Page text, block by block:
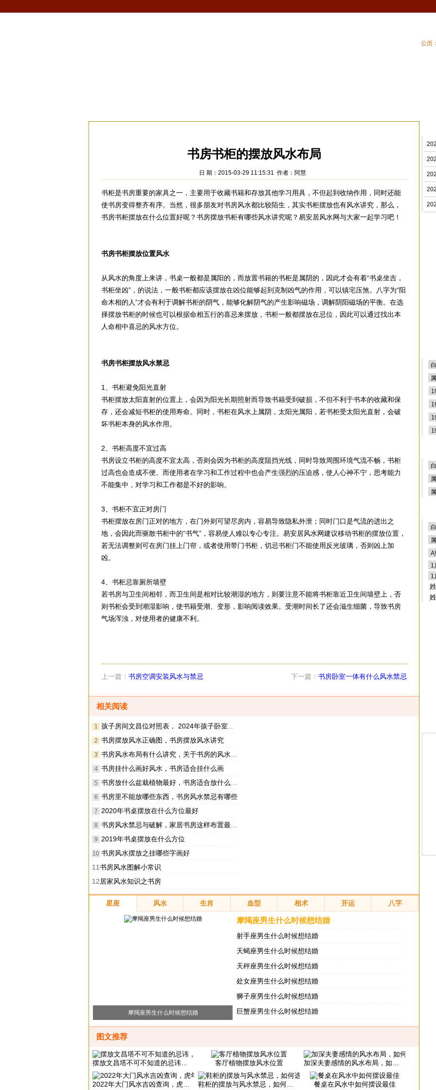
公历
书房书柜的摆放风水布局
日 期：2015-03-29 11:15:31 作者：阿慧
书柜是书房重要的家具之一，主要用于收藏书籍和存放其他学习用具，不但起到收纳作用，同时还能
使书房变得整齐有序。当然，很多朋友对书房风水都比较陌生，其实书柜摆放也有风水讲究，那么，
书房书柜摆放在什么位置好呢？书房摆放书柜有哪些风水讲究呢？易安居风水网与大家一起学习吧！
书房书柜摆放位置风水
从风水的角度上来讲，书桌一般都是属阳的，而放置书籍的书柜是属阴的，因此才会有着“书桌坐吉，
书柜坐凶”，的说法，一般书柜都应该摆放在凶位能够起到克制凶气的作用，可以镇宅压煞。八字为“阳
命木相的人”才会有利于调解书柜的阴气，能够化解阴气的产生影响磁场，调解阴阳磁场的平衡。在选
择摆放书柜的时候也可以根据命相五行的喜忌来摆放，书柜一般都摆放在忌位，因此可以通过找出本
人命相中喜忌的风水方位。
书房书柜摆放风水禁忌
1、书柜避免阳光直射
书柜摆放太阳直射的位置上，会因为阳光长期照射而导致书籍受到破损，不但不利于书本的收藏和保
存，还会减短书柜的使用寿命。同时，书柜在风水上属阴，太阳光属阳，若书柜受太阳光直射，会破
坏书柜本身的风水作用。
2、书柜高度不宜过高
书房设立书柜的高度不宜太高，否则会因为书柜的高度阻挡光线，同时导致周围环境气流不畅，书柜
过高也会造成不便。而使用者在学习和工作过程中也会产生强烈的压迫感，使人心神不宁，思考能力
不能集中，对学习和工作都是不好的影响。
3、书柜不宜正对房门
书柜摆放在房门正对的地方，在门外则可望尽房内，容易导致隐私外泄；同时门口是气流的进出之
地，会因此而驱散书柜中的“书气”，容易使人难以专心专注。易安居风水网建议移动书柜的摆放位置，
若无法调整则可在房门挂上门帘，或者使用带门书柜，切忌书柜门不能使用反光玻璃，否则凶上加
凶。
4、书柜忌靠厕所墙壁
若书房与卫生间相邻，而卫生间是相对比较潮湿的地方，则要注意不能将书柜靠近卫生间墙壁上，否
则书柜会受到潮湿影响，使书籍受潮、变形，影响阅读效果。受潮时间长了还会滋生细菌，导致书房
气场浑浊，对使用者的健康不利。
上一篇： 书房空调安装风水与禁忌 下一篇： 书房卧室一体有什么风水禁忌
相关阅读
1 孩子房间文昌位对照表， 2024年孩子卧室书桌正确摆放图
2 书房摆放风水正确图，书房摆放风水讲究
3 书房风水布局有什么讲究，关于书房的风水讲究
4 书房挂什么画好风水，书房适合挂什么画
5 书房放什么盆栽植物最好，书房适合放什么植物
6 书房里不能放哪些东西，书房风水禁忌有哪些
7 2020年书桌摆放在什么方位最好
8 书房风水禁忌与破解，家居书房这样布置最容易出贵人
9 2019年书桌摆放在什么方位
10 书房风水摆放之挂哪些字画好
11书房风水图解小常识
12居家风水知识之书房
星座 风水 生肖 血型 相术 开运 八字
摩羯座男生什么时候想结婚
摩羯座男生什么时候想结婚
射手座男生什么时候想结婚
天蝎座男生什么时候想结婚
天秤座男生什么时候想结婚
处女座男生什么时候想结婚
狮子座男生什么时候想结婚
巨蟹座男生什么时候想结婚
图文推荐
摆放文昌塔不可不知道的忌讳，文昌塔的摆放风水 客厅植物摆放风水位置 加深夫妻感情的风水布局，如何催旺夫妻感情
2022年大门风水吉凶查询，虎年大门贴什么好 鞋柜的摆放与风水禁忌，如何选购鞋柜 餐桌在风水中如何摆设最佳
姓
姓